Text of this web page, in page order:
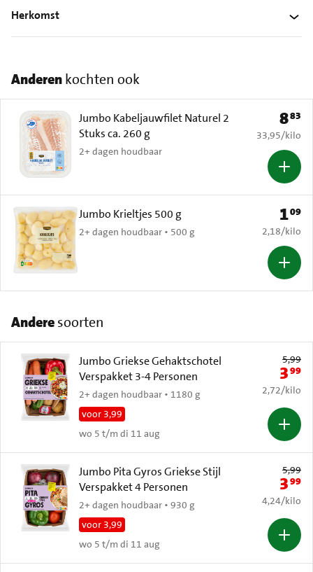
Herkomst
Anderenkochten ook
Jumbo Kabeljauwfilet Naturel 2
Stuks ca. 260 g
2+ dagen houdbaar
Prijs:
883
€ 33,95 per
33,95/kilo
Jumbo Krieltjes 500 g
2+ dagen houdbaar • 500 g
Prijs:
109
€ 2,18 per
2,18/kilo
Anderesoorten
Jumbo Griekse Gehaktschotel
Verspakket 3-4 Personen
2+ dagen houdbaar • 1180 g
voor 3,99
wo 5 t/m di 11 aug
Oude prijs:
5,99
399
€ 2,72 per
2,72/kilo
Jumbo Pita Gyros Griekse Stijl
Verspakket 4 Personen
2+ dagen houdbaar • 930 g
voor 3,99
wo 5 t/m di 11 aug
Oude prijs:
5,99
399
€ 4,24 per
4,24/kilo